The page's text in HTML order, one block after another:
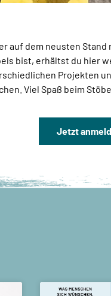
auf dem neusten
bist, erhältst du hier
Projekten
Viel Spaß beim
Jetzt